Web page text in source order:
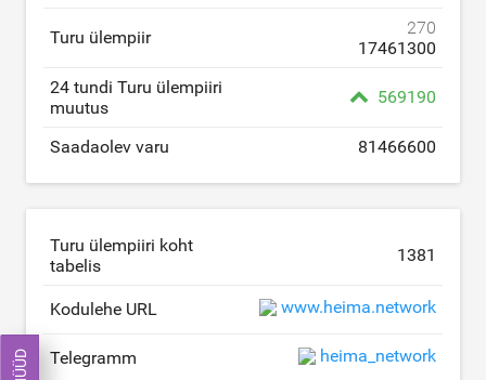
Turu ülempiir
270
17461300
24 tundi Turu ülempiiri
muutus
569190
Saadaolev varu 81466600
Turu ülempiiri koht
tabelis
1381
Kodulehe URL www.heima.network
Telegramm heima_network